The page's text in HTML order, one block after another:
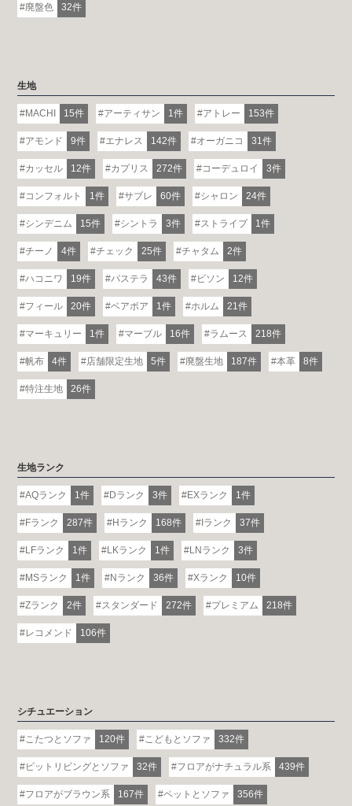
廃盤色 32件
生地
MACHI 15件 アーティサン 1件 アトレー 153件
アモンド 9件 エナレス 142件 オーガニコ 31件
カッセル 12件 カプリス 272件 コーデュロイ 3件
コンフォルト 1件 サブレ 60件 シャロン 24件
シンデニム 15件 シントラ 3件 ストライプ 1件
チーノ 4件 チェック 25件 チャタム 2件
ハコニワ 19件 パステラ 43件 ビソン 12件
フィール 20件 ベアボア 1件 ホルム 21件
マーキュリー 1件 マーブル 16件 ラムース 218件
帆布 4件 店舗限定生地 5件 廃盤生地 187件 本革 8件
特注生地 26件
生地ランク
AQランク 1件 Dランク 3件 EXランク 1件
Fランク 287件 Hランク 168件 Iランク 37件
LFランク 1件 LKランク 1件 LNランク 3件
MSランク 1件 Nランク 36件 Xランク 10件
Zランク 2件 スタンダード 272件 プレミアム 218件
レコメンド 106件
シチュエーション
こたつとソファ 120件 こどもとソファ 332件
ピットリビングとソファ 32件 フロアがナチュラル系 439件
フロアがブラウン系 167件 ペットとソファ 356件